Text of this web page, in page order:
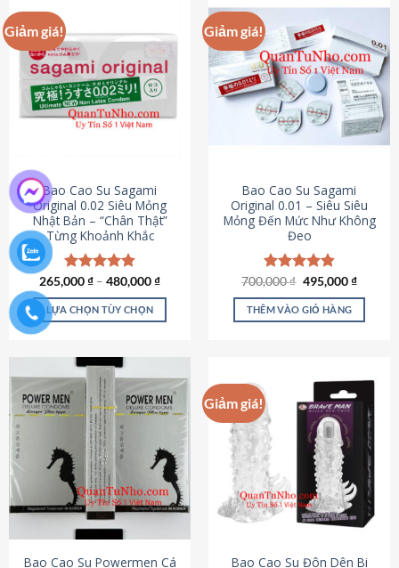
thể
được
chọn
trên
trang
sản
phẩm
Giảm giá!
Bao Cao Su Sagami
Original 0.02 Siêu Mỏng
Nhật Bản – “Chân Thật”
Từng Khoảnh Khắc
Được xếp
hạng4.87
5 sao
265,000₫ – 480,000₫
LỰA CHỌN TÙY CHỌN
này
có
nhiều
biến
thể.
Các
tùy
chọn
có
Giảm giá!
Bao Cao Su Sagami
Original 0.01 – Siêu Siêu
Mỏng Đến Mức Như Không
Đeo
Được xếp
hạng4.83
5 sao
700,000₫ Giá
là:
700,000 ₫.
495,000₫Giá
tại
THÊM VÀO GIỎ HÀNG
Bao Cao Su Powermen Cá
Giảm giá!
Bao Cao Su Đôn Dên Bi